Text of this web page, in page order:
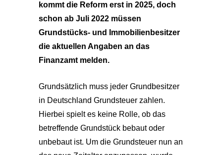
kommt die Reform erst in 2025, doch
schon ab Juli 2022 müssen
Grundstücks- und Immobilienbesitzer
die aktuellen Angaben an das
Finanzamt melden.
Grundsätzlich muss jeder Grundbesitzer
in Deutschland Grundsteuer zahlen.
Hierbei spielt es keine Rolle, ob das
betreffende Grundstück bebaut oder
unbebaut ist. Um die Grundsteuer nun an